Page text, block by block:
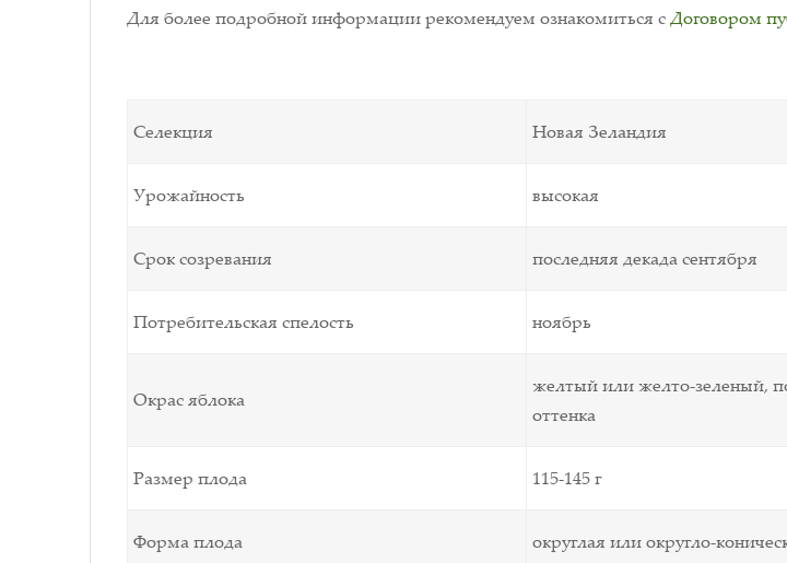
Для более подробной информации рекомендуем ознакомиться сДоговором
Селекция Новая Зеландия
Урожайность высокая
Срок созревания последняя декада сентября
Потребительская спелость ноябрь
Окрас яблока
желтый или желто-зеленый,
оттенка
Размер плода 115-145 г
Форма плода округлая или округло-